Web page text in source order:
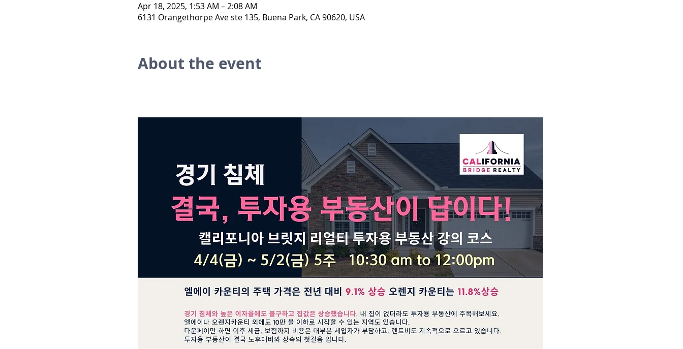
Apr 18, 2025, 1:53 AM – 2:08 AM
6131 Orangethorpe Ave ste 135, Buena Park, CA 90620, USA
About the event